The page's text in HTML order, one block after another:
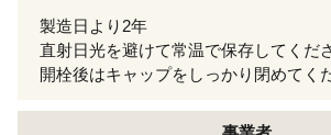
製造日より2年
直射日光を避けて常温で保存してくだ
開栓後はキャップをしっかり閉めてく